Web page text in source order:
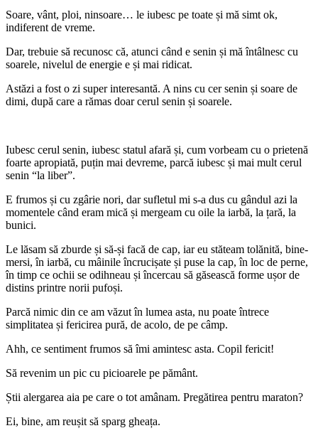
Soare, vânt, ploi, ninsoare… le iubesc pe toate și mă simt ok,
indiferent de vreme.
Dar, trebuie să recunosc că, atunci când e senin și mă întâlnesc cu
soarele, nivelul de energie e și mai ridicat.
Astăzi a fost o zi super interesantă. A nins cu cer senin și soare de
dimi, după care a rămas doar cerul senin și soarele.
Iubesc cerul senin, iubesc statul afară și, cum vorbeam cu o prietenă
foarte apropiată, puțin mai devreme, parcă iubesc și mai mult cerul
senin “la liber”.
E frumos și cu zgârie nori, dar sufletul mi s-a dus cu gândul azi la
momentele când eram mică și mergeam cu oile la iarbă, la țară, la
bunici.
Le lăsam să zburde și să-și facă de cap, iar eu stăteam tolănită, bine-
mersi, în iarbă, cu mâinile încrucișate și puse la cap, în loc de perne,
în timp ce ochii se odihneau și încercau să găsească forme ușor de
distins printre norii pufoși.
Parcă nimic din ce am văzut în lumea asta, nu poate întrece
simplitatea și fericirea pură, de acolo, de pe câmp.
Ahh, ce sentiment frumos să îmi amintesc asta. Copil fericit!
Să revenim un pic cu picioarele pe pământ.
Știi alergarea aia pe care o tot amânam. Pregătirea pentru maraton?
Ei, bine, am reușit să sparg gheața.